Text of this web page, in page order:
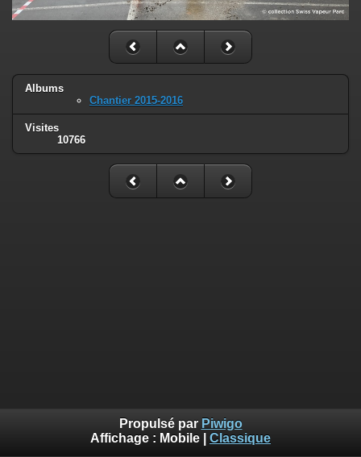
Albums
Chantier 2015-2016
Visites
10766
Propulsé par Piwigo
Affichage : Mobile Classique